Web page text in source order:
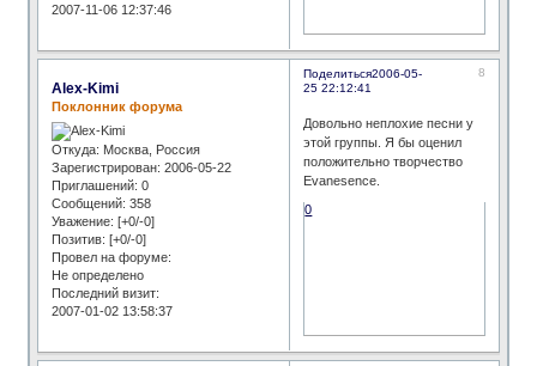
2007-11-06 12:37:46
Поделиться 8
2006-05-
25 22:12:41
Alex-Kimi
Поклонник форума
Откуда: Москва, Россия
Зарегистрирован: 2006-05-22
Приглашений: 0
Сообщений: 358
Уважение: [+0/-0]
Позитив: [+0/-0]
Провел на форуме:
Не определено
Последний визит:
2007-01-02 13:58:37
Довольно неплохие песни у
этой группы. Я бы оценил
положительно творчество
Evanesence.
0